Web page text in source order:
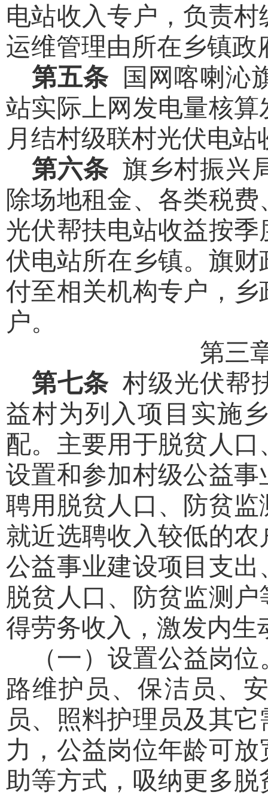
电站收入专户，负责
运维管理由所在乡镇
第五条
国网喀喇沁
站实际上网发电量核
月结村级联村光伏电站
第六条 旗乡村振兴
除场地租金、各类税
光伏帮扶电站收益按
伏电站所在乡镇。旗
付至相关机构专户，
户。
第三
第七条 村级光伏帮
益村为列入项目实施
配。主要用于脱贫人
设置和参加村级公益
聘用脱贫人口、防贫
就近选聘收入较低的
公益事业建设项目支
脱贫人口、防贫监测
得劳务收入，激发内生
（一）设置公益岗位
路维护员、保洁员、
员、照料护理员及其
力，公益岗位年龄可放
助等方式，吸纳更多